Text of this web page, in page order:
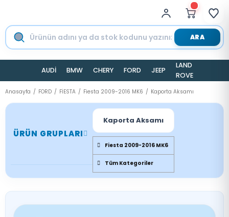
ARA
AUDİ BMW CHERY FORD JEEP
LAND
ROVER
Anasayfa FORD FİESTA Fiesta 2009-2016 MK6 Kaporta Aksamı
ÜRÜN GRUPLARI
Kaporta Aksamı
Fiesta 2009-2016 MK6
Tüm Kategoriler